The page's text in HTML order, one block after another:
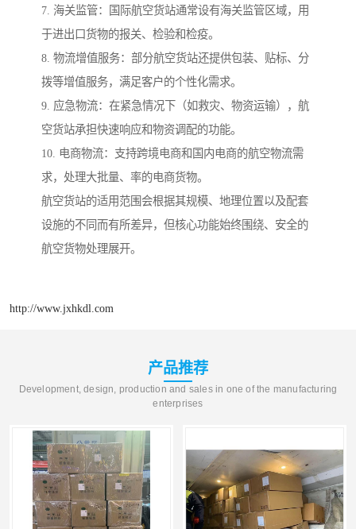
7. 海关监管：国际航空货站通常设有海关监管区域，用
于进出口货物的报关、检验和检疫。
8. 物流增值服务：部分航空货站还提供包装、贴标、分
拨等增值服务，满足客户的个性化需求。
9. 应急物流：在紧急情况下（如救灾、物资运输），航
空货站承担快速响应和物资调配的功能。
10. 电商物流：支持跨境电商和国内电商的航空物流需
求，处理大批量、率的电商货物。
航空货站的适用范围会根据其规模、地理位置以及配套
设施的不同而有所差异，但核心功能始终围绕、安全的
航空货物处理展开。
http://www.jxhkdl.com
产品推荐
Development, design, production and sales in one of the manufacturing
enterprises